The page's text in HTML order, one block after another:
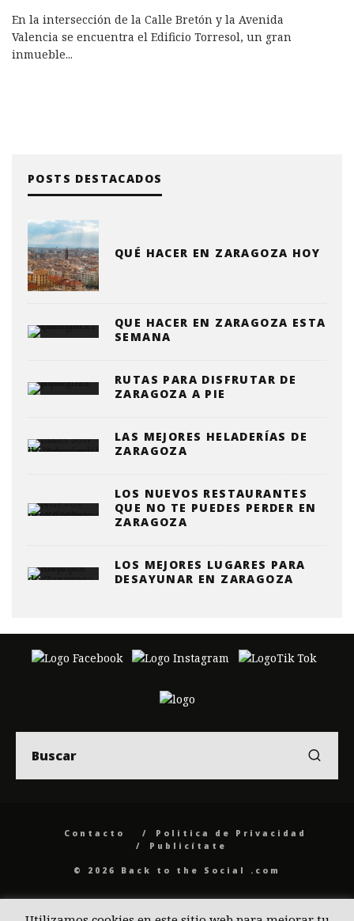
En la intersección de la Calle Bretón y la Avenida
Valencia se encuentra el Edificio Torresol, un gran
inmueble...
POSTS DESTACADOS
QUÉ HACER EN ZARAGOZA HOY
QUE HACER EN ZARAGOZA ESTA
SEMANA
RUTAS PARA DISFRUTAR DE
ZARAGOZA A PIE
LAS MEJORES HELADERÍAS DE
ZARAGOZA
LOS NUEVOS RESTAURANTES
QUE NO TE PUEDES PERDER EN
ZARAGOZA
LOS MEJORES LUGARES PARA
DESAYUNAR EN ZARAGOZA
Contacto
Politica de Privacidad
Publicítate
© 2026 Back to the Social .com